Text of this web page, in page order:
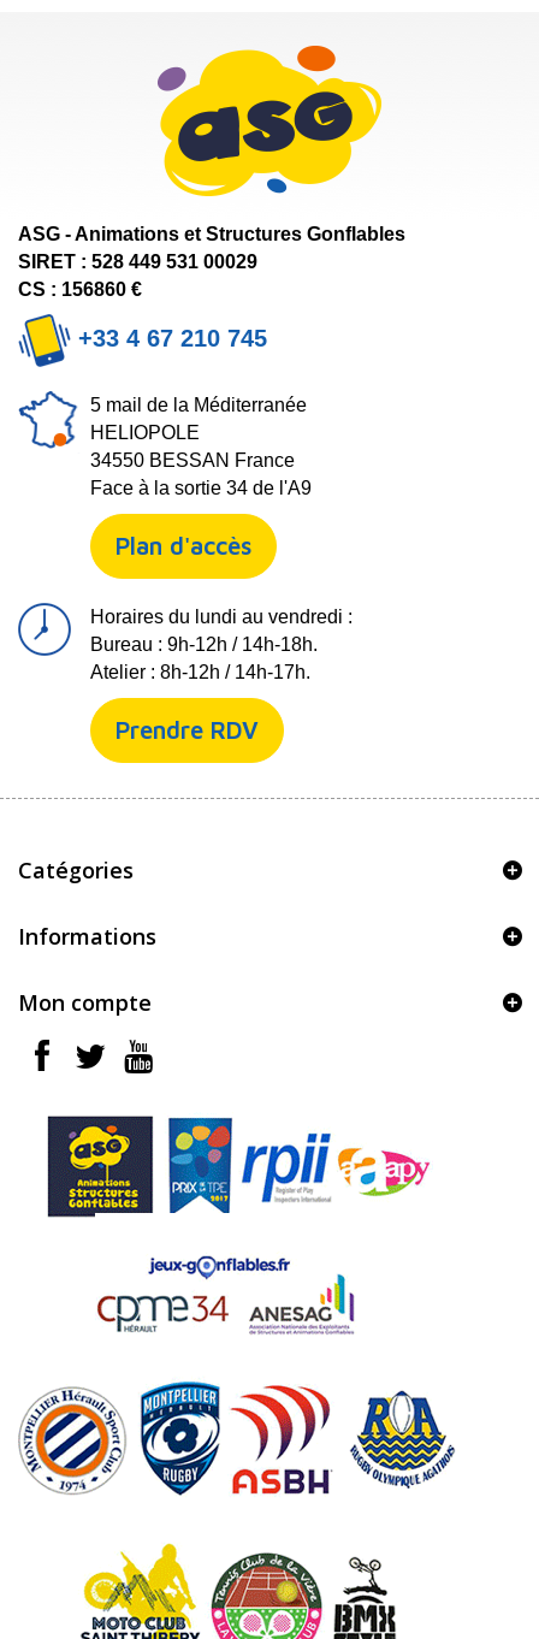
ASG - Animations et Structures Gonflables
SIRET : 528 449 531 00029
CS : 156860 €
+33 4 67 210 745
5 mail de la Méditerranée
HELIOPOLE
34550 BESSAN France
Face à la sortie 34 de l'A9
Plan d'accès
Horaires du lundi au vendredi :
Bureau : 9h-12h / 14h-18h.
Atelier : 8h-12h / 14h-17h.
Prendre RDV
Catégories
Informations
Mon compte